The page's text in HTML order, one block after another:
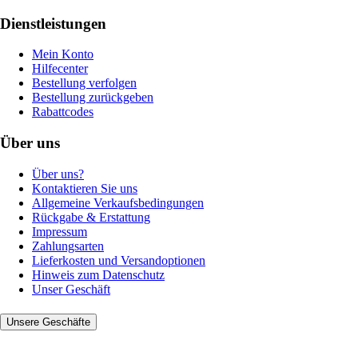
Dienstleistungen
Mein Konto
Hilfecenter
Bestellung verfolgen
Bestellung zurückgeben
Rabattcodes
Über uns
Über uns?
Kontaktieren Sie uns
Allgemeine Verkaufsbedingungen
Rückgabe & Erstattung
Impressum
Zahlungsarten
Lieferkosten und Versandoptionen
Hinweis zum Datenschutz
Unser Geschäft
Unsere Geschäfte